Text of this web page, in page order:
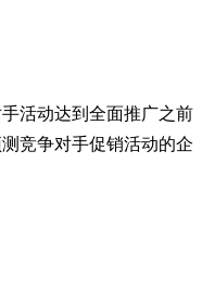
活动达到全面推广之前
竞争对手促销活动的企